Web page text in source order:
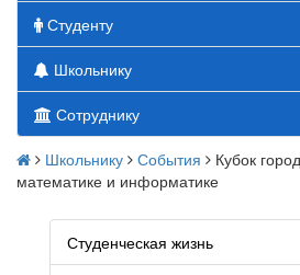
Студенту
Школьнику
Сотруднику
Школьнику События
Кубок
математике и информатике
Студенческая жизнь